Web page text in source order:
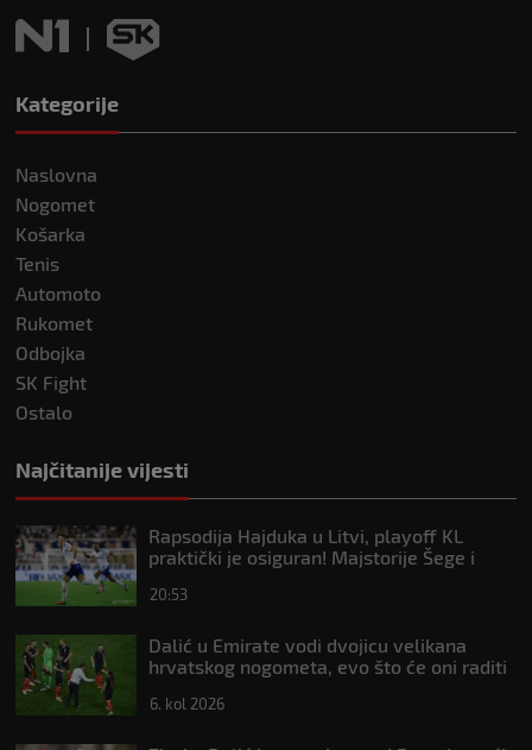
Kategorije
Naslovna
Nogomet
Košarka
Tenis
Automoto
Rukomet
Odbojka
SK Fight
Ostalo
Najčitanije vijesti
Rapsodija Hajduka u Litvi, playoff KL
praktički je osiguran! Majstorije Šege i
20:53
Dalić u Emirate vodi dvojicu velikana
hrvatskog nogometa, evo što će oni raditi
6. kol 2026